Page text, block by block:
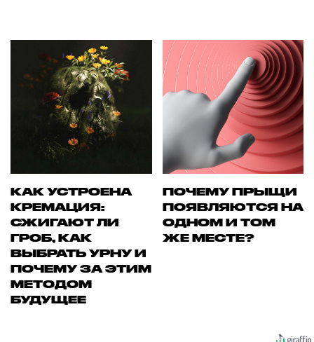
КАК УСТРОЕНА
КРЕМАЦИЯ:
СЖИГАЮТ ЛИ
ГРОБ, КАК
ВЫБРАТЬ УРНУ И
ПОЧЕМУ ЗА ЭТИМ
МЕТОДОМ
БУДУЩЕЕ
ПОЧЕМУ ПРЫЩИ
ПОЯВЛЯЮТСЯ НА
ОДНОМ И ТОМ
ЖЕ МЕСТЕ?